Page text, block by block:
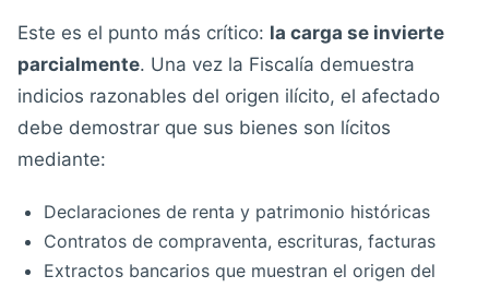
Este es el punto más crítico: la carga se invierte
parcialmente. Una vez la Fiscalía demuestra
indicios razonables del origen ilícito, el afectado
debe demostrar que sus bienes son lícitos
mediante:
Declaraciones de renta y patrimonio históricas
Contratos de compraventa, escrituras, facturas
Extractos bancarios que muestran el origen del